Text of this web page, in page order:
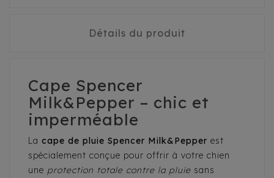
Détails du produit
Cape Spencer
Milk&Pepper – chic et
imperméable
La cape de pluie Spencer Milk&Pepper est
spécialement conçue pour offrir à votre chien
une protection totale contre la pluie sans